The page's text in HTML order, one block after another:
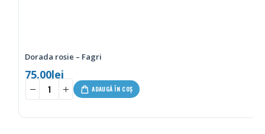
Dorada rosie – Fagri
75.00lei
ADAUGĂ ÎN COȘ